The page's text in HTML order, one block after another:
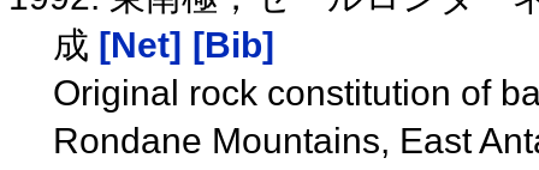
成 [Net] [Bib]
Original rock constitution of
Rondane Mountains, East